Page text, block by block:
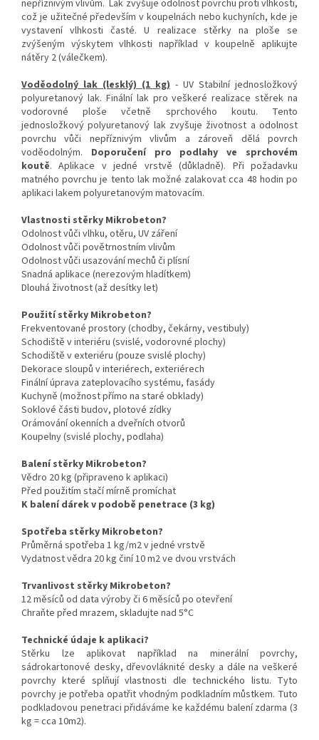
nepříznivým vlivům. Lak zvyšuje odolnost povrchu proti vlhkosti,
což je užitečné především v koupelnách nebo kuchyních, kde je
vystavení vlhkosti časté. U realizace stěrky na ploše se
zvýšeným výskytem vlhkosti například v koupelně aplikujte
nátěry 2 (válečkem).
Voděodolný lak (lesklý) (1 kg) - UV Stabilní jednosložkový
polyuretanový lak. Finální lak pro veškeré realizace stěrek na
vodorovné ploše včetně sprchového koutu. Tento
jednosložkový polyuretanový lak zvyšuje životnost a odolnost
povrchu vůči nepříznivým vlivům a zároveň dělá povrch
voděodolným. Doporučení pro podlahy ve sprchovém
koutě. Aplikace v jedné vrstvě (důkladně). Při požadavku
matného povrchu je tento lak možné zalakovat cca 48 hodin po
aplikaci lakem polyuretanovým matovacím.
Vlastnosti stěrky Mikrobeton?
Odolnost vůči vlhku, otěru, UV záření
Odolnost vůči povětrnostním vlivům
Odolnost vůči usazování mechů či plísní
Snadná aplikace (nerezovým hladítkem)
Dlouhá životnost (až desítky let)
Použití stěrky Mikrobeton?
Frekventované prostory (chodby, čekárny, vestibuly)
Schodiště v interiéru (svislé, vodorovné plochy)
Schodiště v exteriéru (pouze svislé plochy)
Dekorace sloupů v interiérech, exteriérech
Finální úprava zateplovacího systému, fasády
Kuchyně (možnost přímo na staré obklady)
Soklové části budov, plotové zídky
Orámování okenních a dveřních otvorů
Koupelny (svislé plochy, podlaha)
Balení stěrky Mikrobeton?
Vědro 20 kg (připraveno k aplikaci)
Před použitím stačí mírně promíchat
K balení dárek v podobě penetrace (3 kg)
Spotřeba stěrky Mikrobeton?
Průměrná spotřeba 1 kg/m2 v jedné vrstvě
Vydatnost vědra 20 kg činí 10 m2 ve dvou vrstvách
Trvanlivost stěrky Mikrobeton?
12 měsíců od data výroby či 6 měsíců po otevření
Chraňte před mrazem, skladujte nad 5°C
Technické údaje k aplikaci?
Stěrku lze aplikovat například na minerální povrchy,
sádrokartonové desky, dřevovláknité desky a dále na veškeré
povrchy které splňují vlastnosti dle technického listu. Tyto
povrchy je potřeba opatřit vhodným podkladním můstkem. Tuto
podkladovou penetraci přidáváme ke každému balení zdarma (3
kg = cca 10m2).